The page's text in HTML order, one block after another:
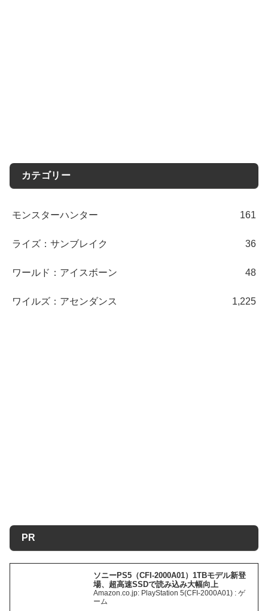
カテゴリー
モンスターハンター 161
ライズ：サンブレイク 36
ワールド：アイスボーン 48
ワイルズ：アセンダンス 1,225
PR
ソニーPS5（CFI-2000A01）1TBモデル新登
場、超高速SSDで読み込み大幅向上
Amazon.co.jp: PlayStation 5(CFI-2000A01) : ゲ
ーム